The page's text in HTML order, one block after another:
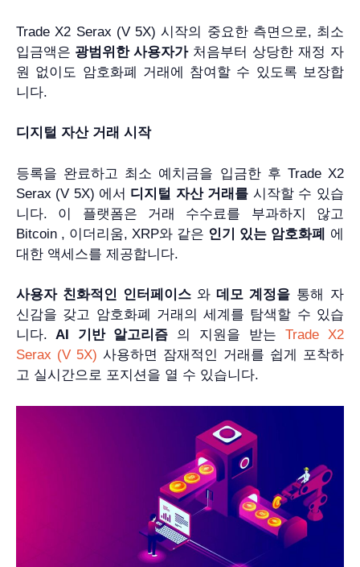
Trade X2 Serax (V 5X) 시작의 중요한 측면으로, 최소
입금액은 광범위한 사용자가처음부터 상당한 재정 자
원 없이도 암호화폐 거래에 참여할 수 있도록 보장합
니다.
디지털 자산 거래 시작
등록을 완료하고 최소 예치금을 입금한 후 Trade X2
Serax (V 5X) 에서 디지털 자산 거래를 시작할 수 있습
니다. 이 플랫폼은 거래 수수료를 부과하지 않고
Bitcoin , 이더리움, XRP와 같은 인기 있는 암호화폐
에
대한 액세스를 제공합니다.
사용자 친화적인 인터페이스 와 데모 계정을 통해 자
신감을 갖고 암호화폐 거래의 세계를 탐색할 수 있습
니다. AI 기반 알고리즘 의 지원을 받는 Trade X2
Serax (V 5X) 사용하면 잠재적인 거래를 쉽게 포착하
고 실시간으로 포지션을 열 수 있습니다.